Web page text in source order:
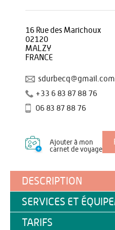
16 Rue des Marichoux
02120
MALZY
FRANCE
sdurbecq@gmail.com
+33 6 83 87 88 76
06 83 87 88 76
Ajouter à mon
carnet de voyage
DESCRIPTION
SERVICES ET
TARIFS